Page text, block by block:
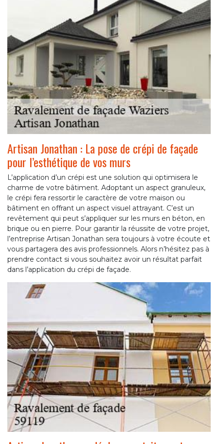
Artisan Jonathan : La pose de crépi de façade
pour l’esthétique de vos murs
L’application d’un crépi est une solution qui optimisera le
charme de votre bâtiment. Adoptant un aspect granuleux,
le crépi fera ressortir le caractère de votre maison ou
bâtiment en offrant un aspect visuel attrayant. C’est un
revêtement qui peut s’appliquer sur les murs en béton, en
brique ou en pierre. Pour garantir la réussite de votre projet,
l’entreprise Artisan Jonathan sera toujours à votre écoute et
vous partagera des avis professionnels. Alors n’hésitez pas à
prendre contact si vous souhaitez avoir un résultat parfait
dans l’application du crépi de façade.